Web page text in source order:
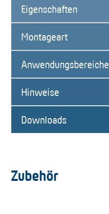
Eigenschaften
Montageart
Anwendungsbereiche
Hinweise
Downloads
Zubehör